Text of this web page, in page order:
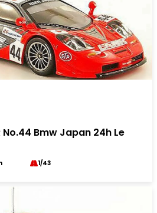
No.44 Bmw Japan 24h Le
1/43